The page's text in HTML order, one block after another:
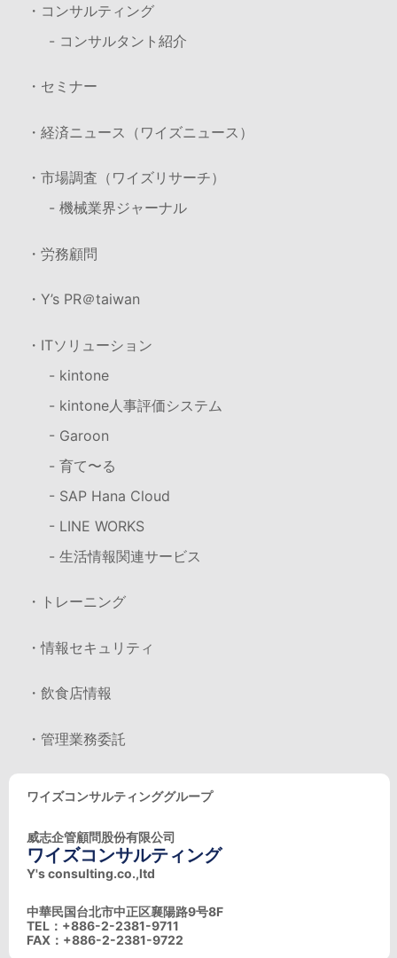
・コンサルティング
- コンサルタント紹介
・セミナー
・経済ニュース（ワイズニュース）
・市場調査（ワイズリサーチ）
- 機械業界ジャーナル
・労務顧問
・Y’s PR＠taiwan
・ITソリューション
- kintone
- kintone人事評価システム
- Garoon
- 育て〜る
- SAP Hana Cloud
- LINE WORKS
- 生活情報関連サービス
・トレーニング
・情報セキュリティ
・飲食店情報
・管理業務委託
ワイズコンサルティンググループ
威志企管顧問股份有限公司
ワイズコンサルティング
Y's consulting.co.,ltd
中華民国台北市中正区襄陽路9号8F
TEL：+886-2-2381-9711
FAX：+886-2-2381-9722